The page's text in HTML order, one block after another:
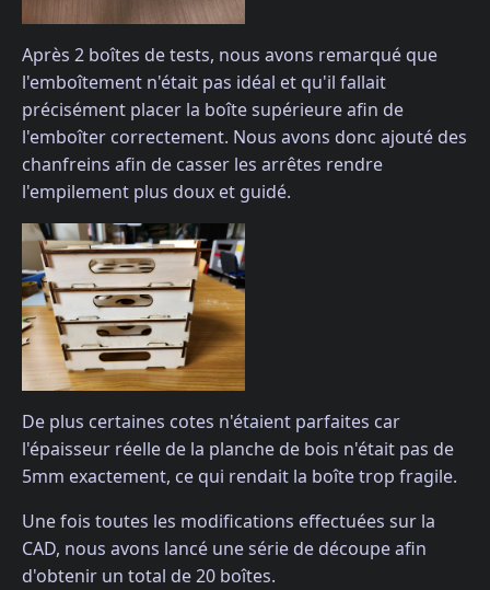
Après 2 boîtes de tests, nous avons remarqué que
l'emboîtement n'était pas idéal et qu'il fallait
précisément placer la boîte supérieure afin de
l'emboîter correctement. Nous avons donc ajouté des
chanfreins afin de casser les arrêtes rendre
l'empilement plus doux et guidé.
De plus certaines cotes n'étaient parfaites car
l'épaisseur réelle de la planche de bois n'était pas de
5mm exactement, ce qui rendait la boîte trop fragile.
Une fois toutes les modifications effectuées sur la
CAD, nous avons lancé une série de découpe afin
d'obtenir un total de 20 boîtes.